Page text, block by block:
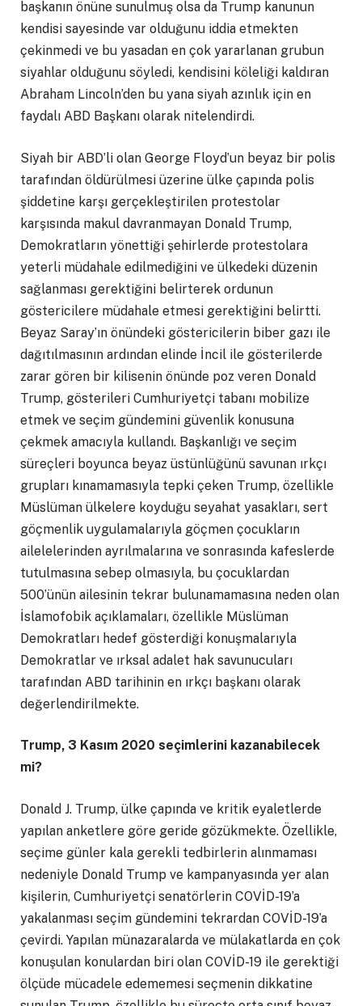
başkanın önüne sunulmuş olsa da Trump kanunun
kendisi sayesinde var olduğunu iddia etmekten
çekinmedi ve bu yasadan en çok yararlanan grubun
siyahlar olduğunu söyledi, kendisini köleliği kaldıran
Abraham Lincoln’den bu yana siyah azınlık için en
faydalı ABD Başkanı olarak nitelendirdi.
Siyah bir ABD’li olan George Floyd’un beyaz bir polis
tarafından öldürülmesi üzerine ülke çapında polis
şiddetine karşı gerçekleştirilen protestolar
karşısında makul davranmayan Donald Trump,
Demokratların yönettiği şehirlerde protestolara
yeterli müdahale edilmediğini ve ülkedeki düzenin
sağlanması gerektiğini belirterek ordunun
göstericilere müdahale etmesi gerektiğini belirtti.
Beyaz Saray’ın önündeki göstericilerin biber gazı ile
dağıtılmasının ardından elinde İncil ile gösterilerde
zarar gören bir kilisenin önünde poz veren Donald
Trump, gösterileri Cumhuriyetçi tabanı mobilize
etmek ve seçim gündemini güvenlik konusuna
çekmek amacıyla kullandı. Başkanlığı ve seçim
süreçleri boyunca beyaz üstünlüğünü savunan ırkçı
grupları kınamamasıyla tepki çeken Trump, özellikle
Müslüman ülkelere koyduğu seyahat yasakları, sert
göçmenlik uygulamalarıyla göçmen çocukların
ailelelerinden ayrılmalarına ve sonrasında kafeslerde
tutulmasına sebep olmasıyla, bu çocuklardan
500’ünün ailesinin tekrar bulunamamasına neden olan
İslamofobik açıklamaları, özellikle Müslüman
Demokratları hedef gösterdiği konuşmalarıyla
Demokratlar ve ırksal adalet hak savunucuları
tarafından ABD tarihinin en ırkçı başkanı olarak
değerlendirilmekte.
Trump, 3 Kasım 2020 seçimlerini kazanabilecek
mi?
Donald J. Trump, ülke çapında ve kritik eyaletlerde
yapılan anketlere göre geride gözükmekte. Özellikle,
seçime günler kala gerekli tedbirlerin alınmaması
nedeniyle Donald Trump ve kampanyasında yer alan
kişilerin, Cumhuriyetçi senatörlerin COVİD-19’a
yakalanması seçim gündemini tekrardan COVİD-19’a
çevirdi. Yapılan münazaralarda ve mülakatlarda en çok
konuşulan konulardan biri olan COVİD-19 ile gerektiği
ölçüde mücadele edememesi seçmenin dikkatine